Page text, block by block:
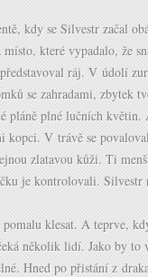
kdy se Silvestr začal
které vypadalo, že
ráj. V údolí
se zahradami, zbytek
pláně plné lučních květin.
kopci. V trávě se
zlatavou kůži. Ti
je kontrolovali. Silvestr
pomalu klesat. A teprve,
několik lidí. Jako by to
Hned po přistání z